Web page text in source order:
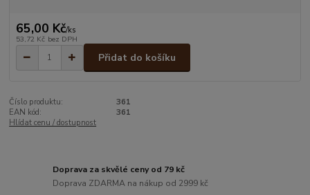
65,00 Kč/ks
53,72 Kč bez DPH
Přidat do košíku
Číslo produktu:
361
EAN kód:
361
Hlídat cenu / dostupnost
Doprava za skvělé ceny od 79 kč
Doprava ZDARMA na nákup od 2999 kč